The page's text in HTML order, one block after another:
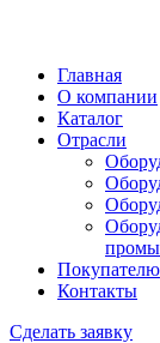
Главная
О компании
Каталог
Отрасли
Покупателю
Контакты
Сделать заявку